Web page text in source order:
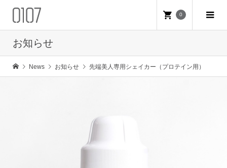
0
お知らせ
News お知らせ 先端美人専用シェイカー（プロテイン用）